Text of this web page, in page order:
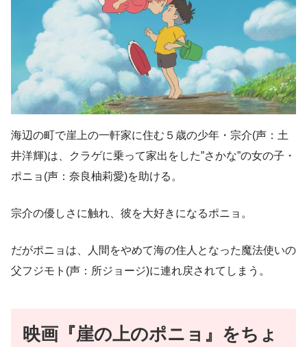
海辺の町で崖上の一軒家に住む５歳の少年・宗介(声：土
井洋輝)は、クラゲに乗って家出をした”さかな”の女の子・
ポニョ(声：奈良柚莉愛)を助ける。
宗介の優しさに触れ、彼を大好きになるポニョ。
だがポニョは、人間をやめて海の住人となった魔法使いの
父フジモト(声：所ジョージ)に連れ戻されてしまう。
映画『崖の上のポニョ』をちょ